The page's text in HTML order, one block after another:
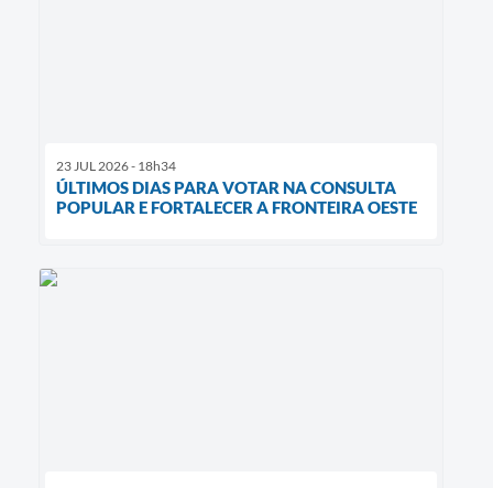
23 JUL 2026 - 18h34
ÚLTIMOS DIAS PARA VOTAR NA CONSULTA
POPULAR E FORTALECER A FRONTEIRA OESTE